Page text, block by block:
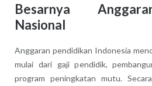
Besarnya
Nasional
Anggaran pendidikan Indonesia
mulai dari gaji pendidik,
program peningkatan mutu.